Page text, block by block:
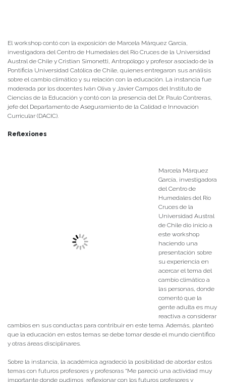
El workshop contó con la exposición de Marcela Márquez García,
investigadora del Centro de Humedales del Río Cruces de la Universidad
Austral de Chile y Cristian Simonetti, Antropólogo y profesor asociado de la
Pontificia Universidad Católica de Chile, quienes entregaron sus análisis
sobre el cambio climático y su relación con la educación. La instancia fue
moderada por los docentes Iván Oliva y Javier Campos del Instituto de
Ciencias de la Educación y contó con la presencia del Dr. Paulo Contreras,
jefe del Departamento de Aseguramiento de la Calidad e Innovación
Curricular (DACIC).
Reflexiones
Marcela Márquez
García, investigadora
del Centro de
Humedales del Río
Cruces de la
Universidad Austral
de Chile dio inicio a
este workshop
haciendo una
presentación sobre
su experiencia en
acercar el tema del
cambio climático a
las personas, donde
comentó que la
gente adulta es muy
reactiva a considerar
cambios en sus conductas para contribuir en este tema. Además, planteó
que la educación en estos temas se debe tomar desde el mundo científico
y otras áreas disciplinares.
Sobre la instancia, la académica agradeció la posibilidad de abordar estos
temas con futuros profesores y profesoras “Me pareció una actividad muy
importante donde pudimos reflexionar con los futuros profesores y